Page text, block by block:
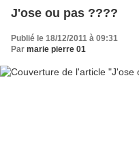
J'ose ou pas ????
Publié le 18/12/2011 à 09:31
Par marie pierre 01